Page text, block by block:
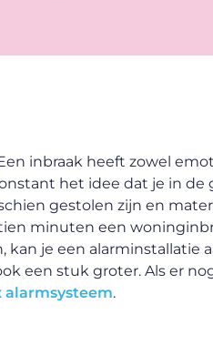
inbraak heeft zowel
het idee dat je in de
gestolen zijn en
minuten een
je een alarminstallatie
een stuk groter. Als er
alarmsysteem.